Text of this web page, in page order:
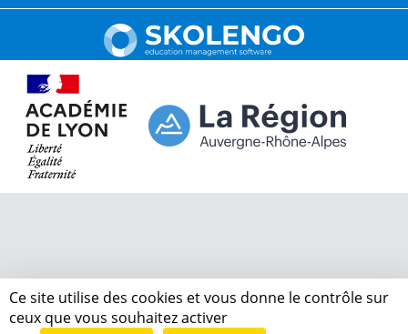
Ce site utilise des cookies et vous donne le contrôle sur
ceux que vous souhaitez activer